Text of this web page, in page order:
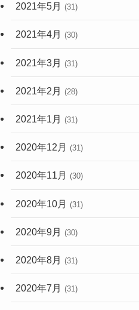
2021年5月 (31)
2021年4月 (30)
2021年3月 (31)
2021年2月 (28)
2021年1月 (31)
2020年12月 (31)
2020年11月 (30)
2020年10月 (31)
2020年9月 (30)
2020年8月 (31)
2020年7月 (31)